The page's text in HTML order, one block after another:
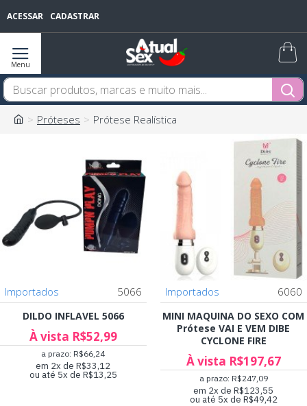
ACESSAR CADASTRAR
Próteses Prótese Realística
Importados 5066
DILDO INFLAVEL 5066
À vista R$52,99
a prazo: R$66,24
em 2x de R$33,12
ou até 5x de R$13,25
Importados 6060
MINI MAQUINA DO SEXO COM
Prótese VAI E VEM DIBE
CYCLONE FIRE
À vista R$197,67
a prazo: R$247,09
em 2x de R$123,55
ou até 5x de R$49,42